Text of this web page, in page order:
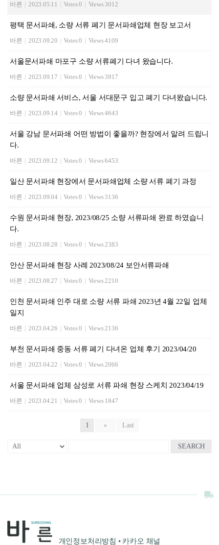
바른 | 2023.05.11 | Votes 0 | Views 3012
평택 문서파쇄, 소량 서류 폐기 문서파쇄업체 현장 보고서
바른 | 2023.09.20 | Votes 0 | Views 4109
서울문서파쇄 마포구 소량 서류폐기 다녀 왔습니다.
바른 | 2023.09.17 | Votes 0 | Views 3917
소량 문서파쇄 서비스, 서울 서대문구 입고 폐기 다녀왔습니다.
바른 | 2023.09.14 | Votes 0 | Views 4643
서울 강남 문서파쇄 어떤 방법이 좋을까? 현장에서 알려 드립니
다.
바른 | 2023.09.12 | Votes 0 | Views 6453
일산 문서파쇄 현장에서 문서파쇄업체 소량 서류 폐기 과정
바른 | 2023.09.04 | Votes 0 | Views 3136
수원 문서파쇄 현장, 2023/08/25 소량 서류파쇄 완료 하였습니
다.
바른 | 2023.08.28 | Votes 0 | Views 2383
안산 문서파쇄 현장 사례 2023/08/24 보안서류파쇄
바른 | 2023.08.27 | Votes 0 | Views 2210
인천 문서파쇄 인주 대로 소량 서류 파쇄 2023년 4월 22일 업체
일지
바른 | 2023.04.26 | Votes 0 | Views 2136
부천 문서파쇄 중동 서류 폐기 다녀온 업체 후기 2023/04/20
바른 | 2023.04.22 | Votes 0 | Views 2066
서울 문서파쇄 업체 삼성로 서류 파쇄 현장 스케치 2023/04/19
바른 | 2023.04.21 | Votes 0 | Views 1847
1 » Last
SEARCH
개인정보처리방침 • 카카오 채널